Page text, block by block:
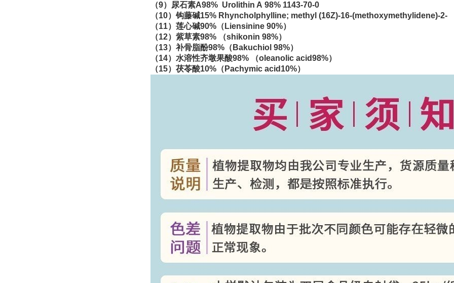
（9）尿石素A98% Urolithin A 98% 1143-70-0
（10）钩藤碱15% Rhyncholphylline; methyl (16Z)-16-(methoxymethylidene)-2-
（11）莲心碱90% （ Liensinine 90%）
（12）紫草素98% （shikonin 98%）
（13）补骨脂酚98% （ Bakuchiol 98%）
（14）水溶性齐墩果酸98% （oleanolic acid98%）
（15）茯苓酸10% （ Pachymic acid10%）